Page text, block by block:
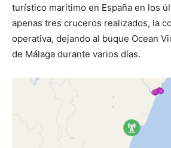
turístico marítimo en España en los
apenas tres cruceros realizados, la
operativa, dejando al buque Ocean
de Málaga durante varios días.